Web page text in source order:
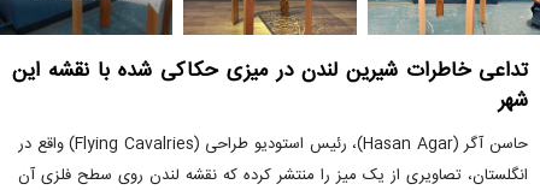
تداعی خاطرات شیرین لندن در میزی حکاکی شده با نقشه این
شهر
حاسن آگر (Hasan Agar)، رئیس استودیو طراحی (Flying Cavalries) واقع در
انگلستان، تصاویری از یک میز را منتشر کرده که نقشه لندن روی سطح فلزی آن